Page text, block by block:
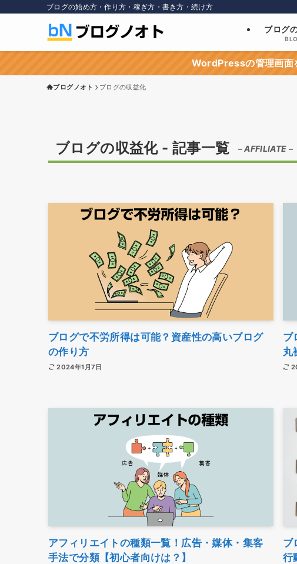
ブログの始め方・作り方・稼ぎ方・書き方・続け方
ブログ
WordPressの管理画面
ブログノオト ブログの収益化
ブログの収益化 - 記事一覧 – AFFILIATE –
ブログで不労所得は可能？資産性の高いブログ
の作り方
2024年1月7日
ブ
丸
アフィリエイトの種類一覧！広告・媒体・集客
手法で分類【初心者向けは？】
ブ
行